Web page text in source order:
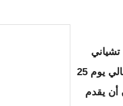
لتلفزيون بلاده، زعم فيها أن الهجمات التي شهدتها جمهورية مالي يوم 25
أن يقدم